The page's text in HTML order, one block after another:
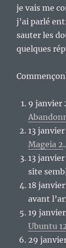
je vais me
j’ai parlé
sauter les
quelques
9 janvier
13
Mageia 2
13
site
18
avant
19
Ubuntu
29